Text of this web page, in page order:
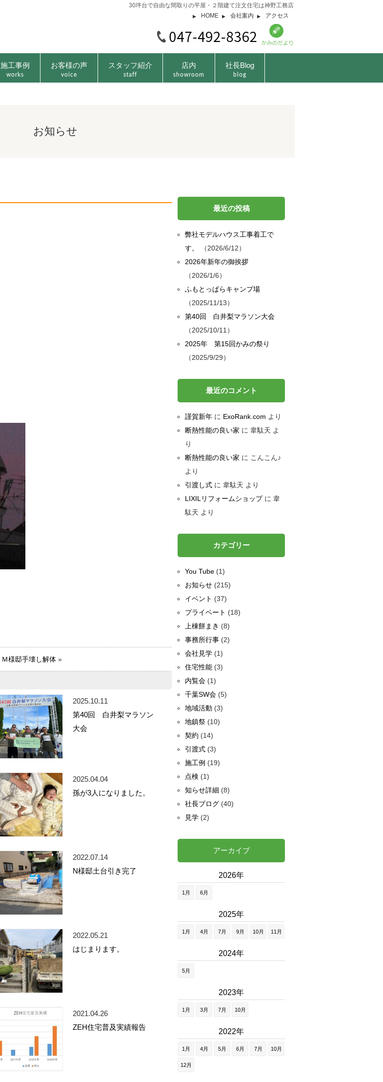
30坪台で自由な間取りの平屋・２階建て注文住宅は神野工務店
HOME
会社案内 アクセス
施工事例
works
お客様の声
voice
スタッフ紹介
staff
店内
showroom
社長Blog
blog
お知らせ
Ｍ様邸手壊し解体 »
2025.10.11
第40回 白井梨マラソン
大会
2025.04.04
孫が3人になりました。
2022.07.14
N様邸土台引き完了
2022.05.21
はじまります。
2021.04.26
ZEH住宅普及実績報告
最近の投稿
弊社モデルハウス工事着工で
す。
2026/6/12
2026年新年の御挨拶
2026/1/6
ふもとっぱらキャンプ場
2025/11/13
第40回 白井梨マラソン大会
2025/10/11
2025年 第15回かみの祭り
2025/9/29
最近のコメント
謹賀新年 に ExoRank.com より
断熱性能の良い家 に 韋駄天 よ
り
断熱性能の良い家 に こんこん♪
より
引渡し式 に 韋駄天 より
LIXILリフォームショップに 韋
駄天 より
カテゴリー
You Tube (1)
お知らせ (215)
イベント (37)
プライベート (18)
上棟餅まき (8)
事務所行事 (2)
会社見学 (1)
住宅性能 (3)
内覧会 (1)
千葉SW会 (5)
地域活動 (3)
地鎮祭 (10)
契約 (14)
引渡式 (3)
施工例 (19)
点検 (1)
知らせ詳細 (8)
社長ブログ (40)
見学 (2)
アーカイブ
2026年
1月 6月
2025年
1月 4月 7月 9月 10月 11月
2024年
5月
2023年
1月 3月 7月 10月
2022年
1月 4月 5月 6月 7月 10月
12月